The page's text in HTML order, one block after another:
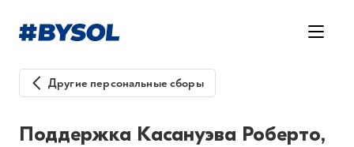
Другие персональные сборы
Поддержка Касануэва Роберто,